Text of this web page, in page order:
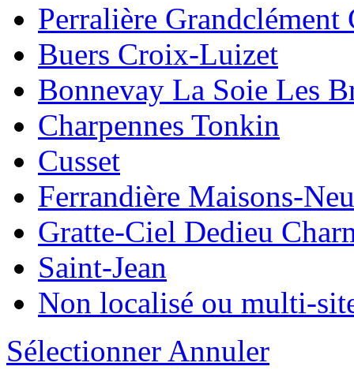
Perralière Grandclément
Buers Croix-Luizet
Bonnevay La Soie Les
Charpennes Tonkin
Cusset
Ferrandière Maisons-
Gratte-Ciel Dedieu
Saint-Jean
Non localisé ou multi-
Sélectionner Annuler